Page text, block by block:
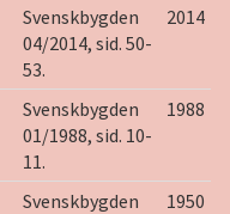
Svenskbygden
04/2014, sid. 50-
53.
2014
Svenskbygden
01/1988, sid. 10-
11.
1988
Svenskbygden
1950